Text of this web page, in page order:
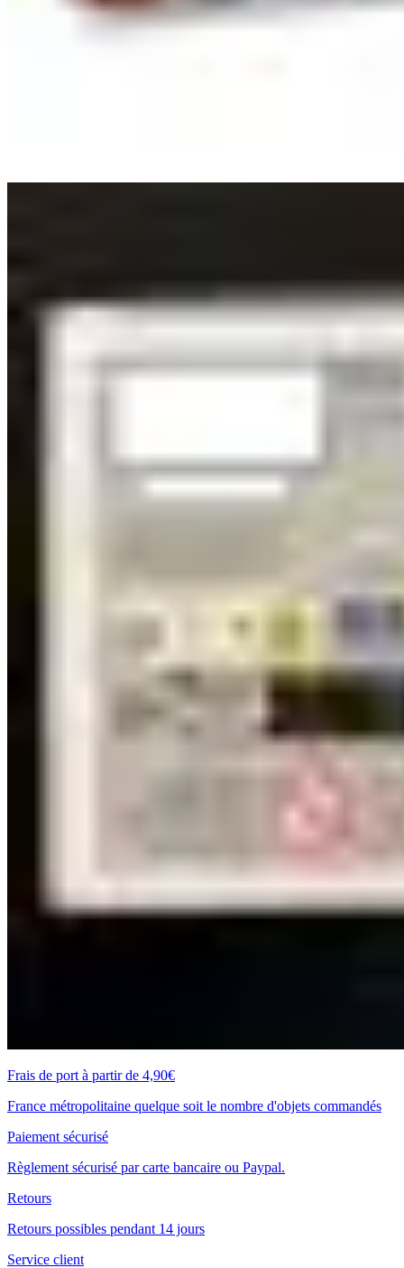
Frais de port à partir de 4,90€
France métropolitaine quelque soit le nombre d'objets commandés
Paiement sécurisé
Règlement sécurisé par carte bancaire ou Paypal.
Retours
Retours possibles pendant 14 jours
Service client